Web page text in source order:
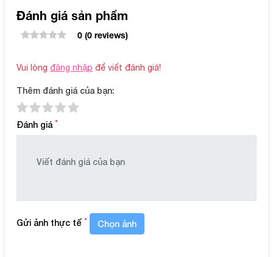
Đánh giá sản phẩm
0 (0 reviews)
Vui lòng đăng nhập để viết đánh giá!
Thêm đánh giá của bạn:
Đánh giá *
Gửi ảnh thực tế * Chọn ảnh